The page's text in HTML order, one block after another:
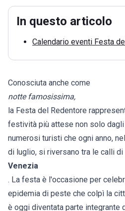
In questo articolo
Calendario eventi Festa
Conosciuta anche come
notte famosissima,
la Festa del Redentore
festività più attese non solo dagli
numerosi turisti che ogni anno,
di luglio, si riversano tra le calli di
Venezia
. La festa è l'occasione per
epidemia di peste che colpì la
è oggi diventata parte integrante